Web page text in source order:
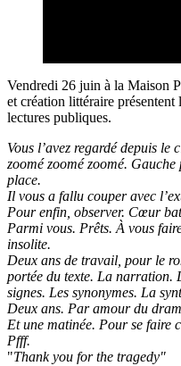
Vendredi 26 juin à la Maison
et création littéraire présentent
lectures publiques.
Vous l’avez regardé depuis le
zoomé zoomé zoomé.
place.
Il vous a fallu couper avec
Pour enfin, observer. Cœur
Parmi vous. Prêts. À vous
insolite.
Deux ans de travail, pour le
portée du texte. La narration.
signes. Les synonymes. La
Deux ans. Par amour du
Et une matinée. Pour se faire
Pfff.
"Thank you for the tragedy"